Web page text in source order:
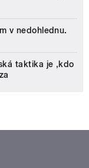
v nedohlednu.
taktika je ‚kdo